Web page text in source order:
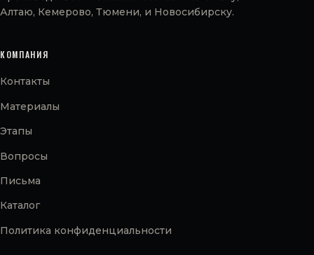
Алтаю, Кемерово, Тюмени, и Новосибирску.
КОМПАНИЯ
Контакты
Материалы
Этапы
Вопросы
Письма
Каталог
Политика конфиденциальности